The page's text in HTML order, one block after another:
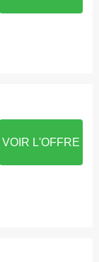
VOIR L'OFFRE